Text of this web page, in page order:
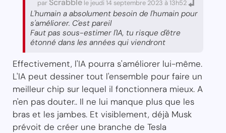
par le jeudi 14 septembre 2023 à 13h52
L'humain a absolument besoin de l'humain pour
s'améliorer. C'est pareil
Faut pas sous-estimer l'IA, tu risque d'être
étonné dans les années qui viendront
Effectivement, l'IA pourra s'améliorer lui-même.
L'IA peut dessiner tout l'ensemble pour faire un
meilleur chip sur lequel il fonctionnera mieux. A
n'en pas douter.. Il ne lui manque plus que les
bras et les jambes. Et visiblement, déjà Musk
prévoit de créer une branche de Tesla